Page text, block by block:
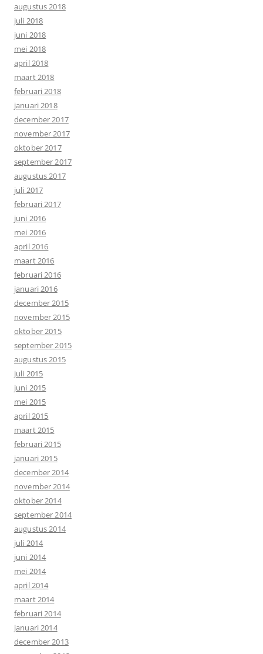
augustus 2018
juli 2018
juni 2018
mei 2018
april 2018
maart 2018
februari 2018
januari 2018
december 2017
november 2017
oktober 2017
september 2017
augustus 2017
juli 2017
februari 2017
juni 2016
mei 2016
april 2016
maart 2016
februari 2016
januari 2016
december 2015
november 2015
oktober 2015
september 2015
augustus 2015
juli 2015
juni 2015
mei 2015
april 2015
maart 2015
februari 2015
januari 2015
december 2014
november 2014
oktober 2014
september 2014
augustus 2014
juli 2014
juni 2014
mei 2014
april 2014
maart 2014
februari 2014
januari 2014
december 2013